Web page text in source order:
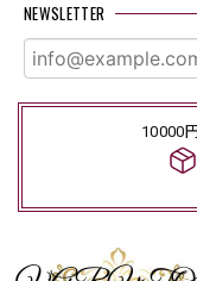
NEWSLETTER
10000